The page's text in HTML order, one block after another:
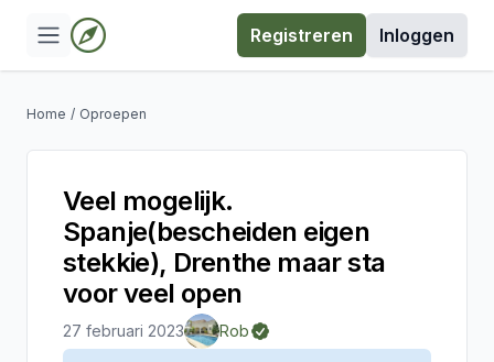
Registreren Inloggen
Home / Oproepen
Veel mogelijk.
Spanje(bescheiden eigen
stekkie), Drenthe maar sta
voor veel open
27 februari 2023 Rob